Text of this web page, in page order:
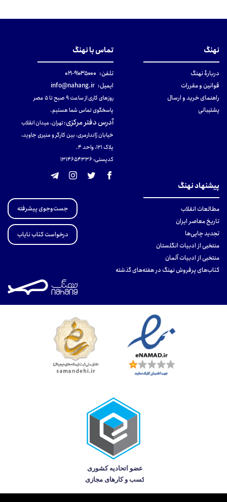
نهنگ
دربارهٔ نهنگ
قوانین و مقررات
راهنمای خرید و ارسال
پشتیبانی
تماس با نهنگ
تلفن: ۹۱۰۳۵۰۰۰-۰۲۱
ایمیل: info@nahang.ir
روزهای کاری از ساعت ۹ صبح تا ۵ عصر
پاسخگوی تماس شما هستیم.
آدرس دفتر مرکزی:تهران، میدان انقلاب
خیابان ژاندارمری، بین کارگر و منیری جاوید،
پلاک 121، واحد ۴.
کدپستی: 131465433۶
پیشنهاد نهنگ
مطالعات انقلاب
تاریخ معاصر ایران
تجدید چاپی‌ها
منتخبی از ادبیات انگلستان
منتخبی از ادبیات آلمان
کتاب‌های پرفروش نهنگ در هفته‌های گذشته
جست‌وجوی پیشرفته
درخواست کتاب نایاب